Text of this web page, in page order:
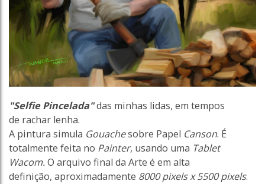
"Selfie Pincelada"das minhas lidas, em tempos
de rachar lenha.
A pintura simula Gouachesobre Papel Canson. É
totalmente feita no Painter, usando uma Tablet
Wacom.O arquivo final da Arte é em alta
definição, aproximadamente 8000 pixels x 5500 pixels.